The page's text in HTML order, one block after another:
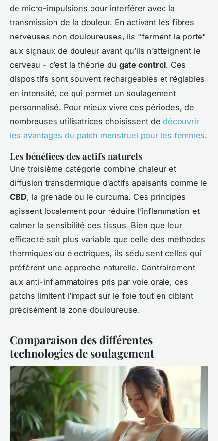
de micro-impulsions pour interférer avec la
transmission de la douleur. En activant les fibres
nerveuses non douloureuses, ils "ferment la porte"
aux signaux de douleur avant qu’ils n’atteignent le
cerveau - c’est la théorie du gate control. Ces
dispositifs sont souvent rechargeables et réglables
en intensité, ce qui permet un soulagement
personnalisé. Pour mieux vivre ces périodes, de
nombreuses utilisatrices choisissent de découvrir
les avantages du patch menstruel pour les femmes.
Les bénéfices des actifs naturels
Une troisième catégorie combine chaleur et
diffusion transdermique d’actifs apaisants comme le
CBD, la grenade ou le curcuma. Ces principes
agissent localement pour réduire l’inflammation et
calmer la sensibilité des tissus. Bien que leur
efficacité soit plus variable que celle des méthodes
thermiques ou électriques, ils séduisent celles qui
préfèrent une approche naturelle. Contrairement
aux anti-inflammatoires pris par voie orale, ces
patchs limitent l’impact sur le foie tout en ciblant
précisément la zone douloureuse.
Comparaison des différentes
technologies de soulagement